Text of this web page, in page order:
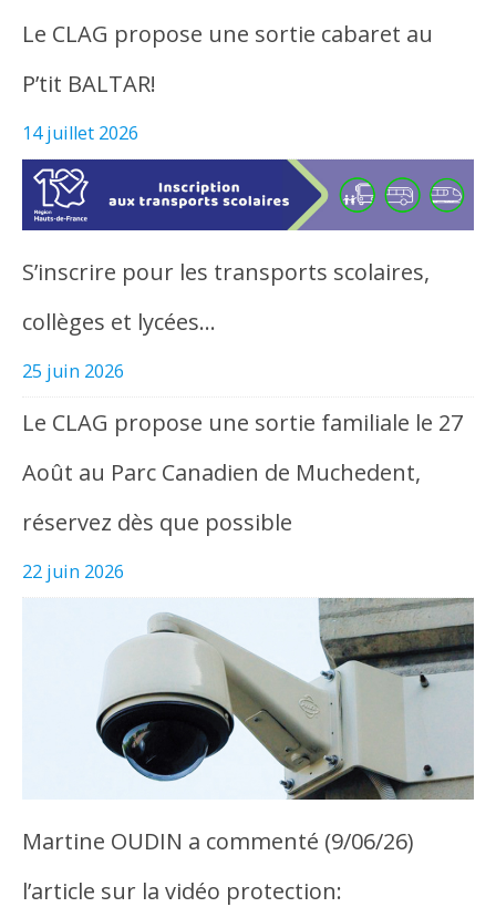
Le CLAG propose une sortie cabaret au
P’tit BALTAR!
14 juillet 2026
S’inscrire pour les transports scolaires,
collèges et lycées…
25 juin 2026
Le CLAG propose une sortie familiale le 27
Août au Parc Canadien de Muchedent,
réservez dès que possible
22 juin 2026
Martine OUDIN a commenté (9/06/26)
l’article sur la vidéo protection: